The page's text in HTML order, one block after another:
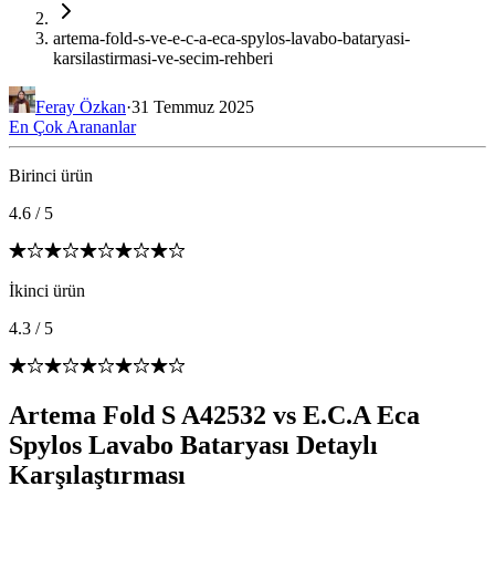
artema-fold-s-ve-e-c-a-eca-spylos-lavabo-bataryasi-
karsilastirmasi-ve-secim-rehberi
Feray Özkan·31 Temmuz 2025
En Çok Arananlar
Birinci ürün
4.6 / 5
İkinci ürün
4.3 / 5
Artema Fold S A42532 vs E.C.A Eca
Spylos Lavabo Bataryası Detaylı
Karşılaştırması